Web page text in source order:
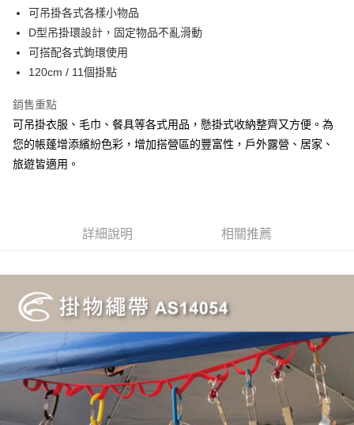
Google Pay
全盈+PAY
大哥付你分期
【大哥付你分期使用說明】
1.本服務由台灣大哥大提供，台灣大哥大用戶可立即使用無須另外申請。
流程，驗證手機門號後，選擇欲分期的期數、繳款截止日，確認付款後即完
成交易。
【繳款方式說明】
2.透過簡訊連結打開帳單後，可選擇「超商條碼／台灣大直營門市／銀行轉
帳／街口支付／iPASS MONEY」等通路繳費。
【注意事項】
1.本服務係由「台灣大哥大股份有限公司」（以下簡稱本公司）所提供，讓
用戶於交易時，得透過本服務購買商品或服務，並由商店將買賣／分期付款
買賣價金債權讓與本公司後，依約使用本公司帳單繳交帳款。
2.基於同意付款使用「大哥付你分期」之契約關係目的，商店將以您的個人
資料（包含姓名、電話或地址）提供予台灣大哥大進項蒐集、處理及利用，
由本公司與您本人進行分期帳單所需資料之確認、核對及更正。
3.完整用戶服務條款，請詳閱以下連結：
https://oppay.tw/userRule
AFTEE先享後付
相關說明
AFTEE先享後付是「在收到商品之後才付款」的支付方式。 讓您購物簡單
３．安心：先確認商品／服務後，再付款。
２．訂單成立數日內，您將收到繳費通知簡訊。
３．收到繳費通知簡訊後14天內，點擊此簡訊中的連結，可透過四大超商／
※ 請注意：結帳手續完成當下不需立刻繳費，但若您需要取消訂單，請聯絡
購買商品的店家。未經商家同意取消之訂單仍視為有效，需透過AFTEE先享
後付繳納相關費用。
※ 交易是否成功請以「AFTEE先享後付 」之結帳頁面顯示為準，若有關於
是否繳費成功／繳費後需取消欲退款等相關疑問，請聯繫「AFTEE先享後付
客戶支援中心」
https://netprotections.freshdesk.com/support/home
ATM付款
7-11取貨付款
每筆NT$60，滿NT$799(含以上)免運費
宅配
每筆NT$100，滿NT$799(含以上)免運費
付款後門市自取
可吊掛各式各樣小物品
D型吊掛環設計，固定物品不亂滑動
可搭配各式鉤環使用
120cm / 11個掛點
銷售重點
可吊掛衣服、毛巾、餐具等各式用品，懸掛式收納整齊又方便。為
您的帳蓬增添繽紛色彩，增加搭營區的豐富性，戶外露營、居家、
旅遊皆適用。
詳細說明 相關推薦